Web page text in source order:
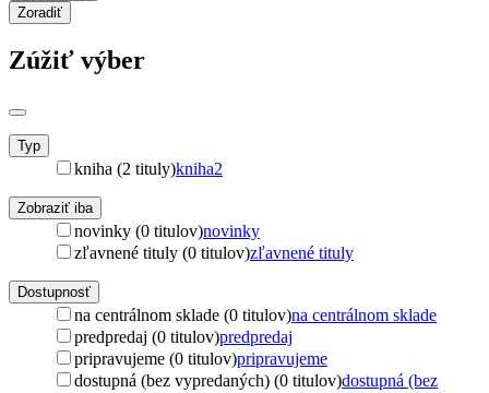
Zoradiť
Zúžiť výber
Typ
kniha (2 tituly)kniha2
Zobraziť iba
novinky (0 titulov)novinky
zľavnené tituly (0 titulov)zľavnené tituly
Dostupnosť
na centrálnom sklade (0 titulov)na centrálnom sklade
predpredaj (0 titulov)predpredaj
pripravujeme (0 titulov)pripravujeme
dostupná (bez vypredaných) (0 titulov)dostupná (bez